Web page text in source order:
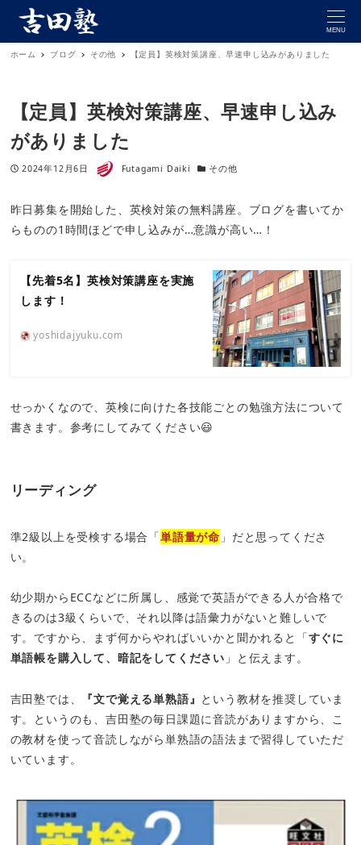
MENU
ホーム ブログ その他 【定員】英検対策講座、早速申し込みがありました
【定員】英検対策講座、早速申し込み
がありました
投稿日
2024年12月6日 著者 Futagami Daiki カテゴリー
その他
昨日募集を開始した、英検対策の無料講座。ブログを書いてか
らものの1時間ほどで申し込みが…意識が高い…！
【先着5名】英検対策講座を実施
します！
yoshidajyuku.com
せっかくなので、英検に向けた各技能ごとの勉強方法について
書きます。参考にしてみてください😃
リーディング
準2級以上を受検する場合「単語量が命 」だと思ってくださ
い。
幼少期からECCなどに所属し、感覚で英語ができる人が合格で
きるのは3級くらいで、それ以降は語彙力がないと難しいで
す。ですから、まず何からやればいいかと聞かれると「すぐに
単語帳を購入して、暗記をしてください 」と伝えます。
吉田塾では、 『文で覚える単熟語』 という教材を推奨していま
す。というのも、吉田塾の毎日課題に音読がありますから、こ
の教材を使って音読しながら単熟語の語法まで習得していただ
いています。